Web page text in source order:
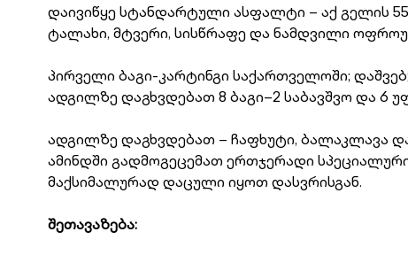
დაივიწყე სტანდარტული ასფალტი – აქ გელის
ტალახი, მტვერი, სისწრაფე და ნამდვილი
პირველი ბაგი-კარტინგი საქართველოში;
ადგილზე დაგხვდებათ 8 ბაგი–2 საბავშვო და 6
ადგილზე დაგხვდებათ – ჩაფხუტი, ბალაკლავა
ამინდში გადმოგეცემათ ერთჯერადი
მაქსიმალურად დაცული იყოთ დასვრისგან.
შეთავაზება: